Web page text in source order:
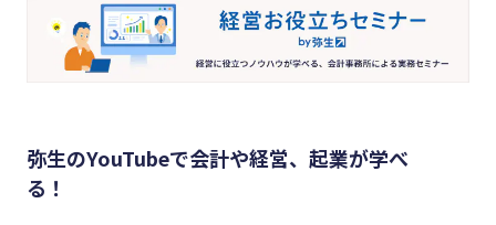
弥生のYouTubeで会計や経営、起業が学べ
る！